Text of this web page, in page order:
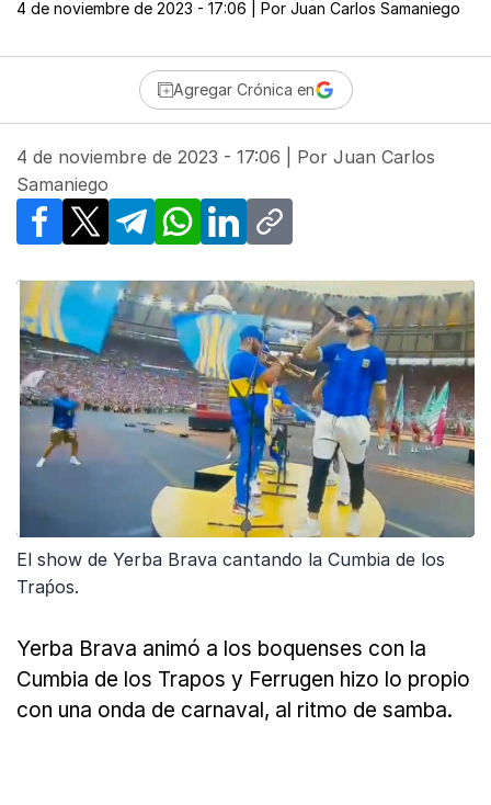
4 de noviembre de 2023 - 17:06 | Por Juan Carlos Samaniego
Agregar Crónica en
4 de noviembre de 2023 - 17:06 | Por Juan Carlos
Samaniego
Facebook
X TelegramWhatsApp
LinkedInCopy link
El show de Yerba Brava cantando la Cumbia de los
Traṕos.
Yerba Brava animó a los boquenses con la
Cumbia de los Trapos y Ferrugen hizo lo propio
con una onda de carnaval, al ritmo de samba.